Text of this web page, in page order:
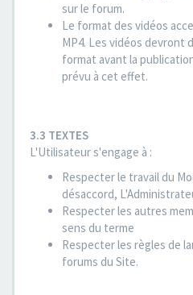
sur le forum.
Le format des vidéos
MP4. Les vidéos devront
format avant la
prévu à cet effet.
3.3 TEXTES
L'Utilisateur s'engage à :
Respecter le travail du
désaccord,
Respecter les autres
sens du terme
Respecter les règles de
forums du Site.